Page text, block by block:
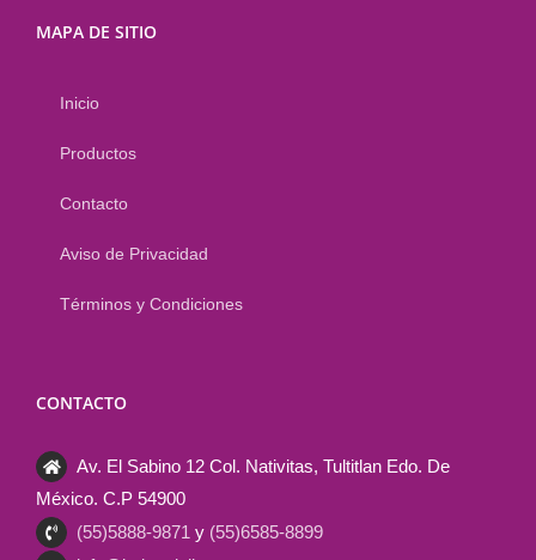
MAPA DE SITIO
Inicio
Productos
Contacto
Aviso de Privacidad
Términos y Condiciones
CONTACTO
Av. El Sabino 12 Col. Nativitas, Tultitlan Edo. De
México. C.P 54900
(55)5888-9871 y (55)6585-8899